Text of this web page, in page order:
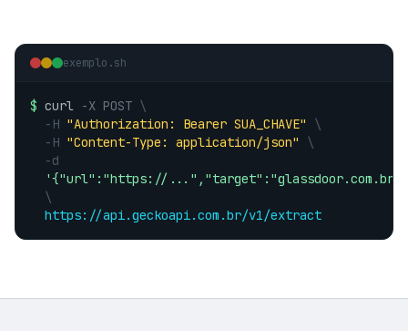
exemplo.sh
$ curl -X POST \
-H "Authorization: Bearer SUA_CHAVE"
\
-H "Content-Type: application/json"
\
-d
'{"url":"https://
\
https://api.geckoapi.com.br/v1/extract